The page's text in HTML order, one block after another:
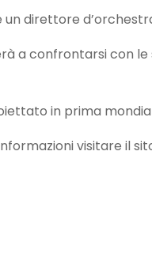
un direttore
a confrontarsi con le
in prima
visitare il